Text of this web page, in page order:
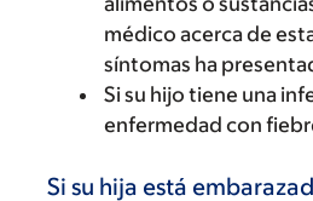
médico acerca de
síntomas ha
Si su hijo tiene una
enfermedad con
Si su hija está